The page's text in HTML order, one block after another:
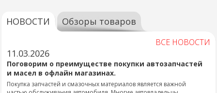
НОВОСТИ Обзоры товаров
ВСЕ НОВОСТИ
11.03.2026
Поговорим о преимуществе покупки автозапчастей
и масел в офлайн магазинах.
Покупка запчастей и смазочных материалов является важной